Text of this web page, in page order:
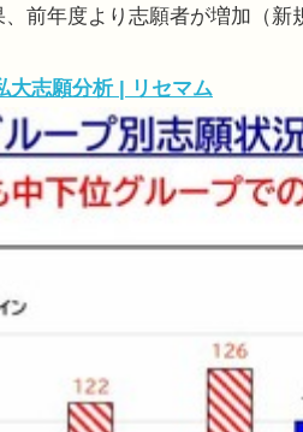
前年度より志願者が増加（新
大志願分析 | リセマム